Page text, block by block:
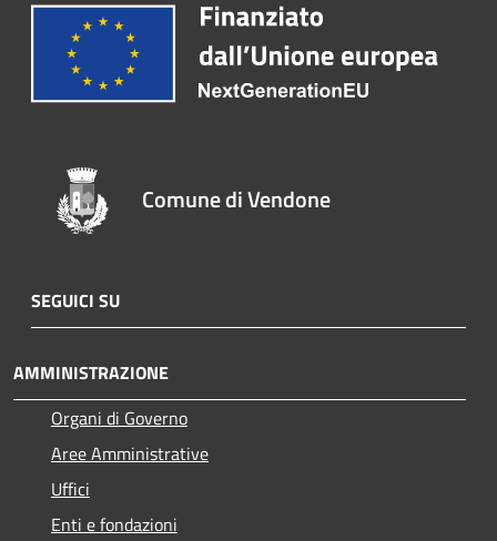
Comune di Vendone
SEGUICI SU
AMMINISTRAZIONE
Organi di Governo
Aree Amministrative
Uffici
Enti e fondazioni